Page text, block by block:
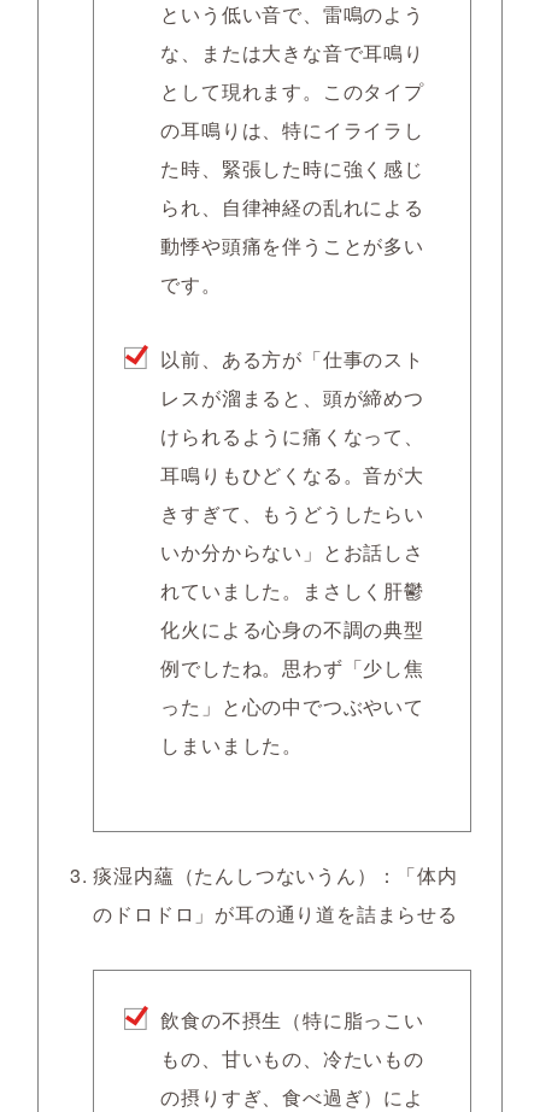
という低い音で、雷鳴のよう
な、または大きな音で耳鳴り
として現れます。このタイプ
の耳鳴りは、特にイライラし
た時、緊張した時に強く感じ
られ、 自律神経の乱れによる
動悸や頭痛を伴うことが多い
です。
以前、ある方が「仕事のスト
レスが溜まると、頭が締めつ
けられるように痛くなって、
耳鳴りもひどくなる。音が大
きすぎて、もうどうしたらい
いか分からない」とお話しさ
れていました。まさしく肝鬱
化火による心身の不調の典型
例でしたね。思わず「少し焦
った」と心の中でつぶやいて
しまいました。
痰湿内蘊（たんしつないうん）
：「体内
のドロドロ」が耳の通り道を詰まらせる
飲食の不摂生（特に脂っこい
もの、甘いもの、冷たいもの
の摂りすぎ、食べ過ぎ）によ